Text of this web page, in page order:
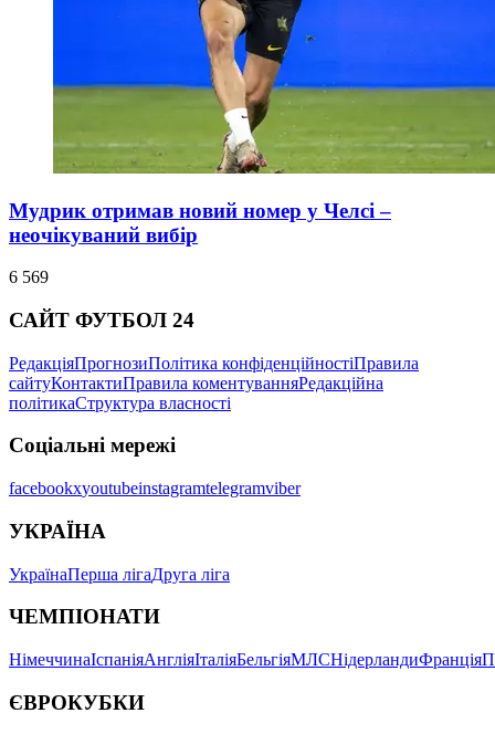
Мудрик отримав новий номер у Челсі –
неочікуваний вибір
6 569
САЙТ ФУТБОЛ 24
РедакціяПрогнозиПолітика конфіденційностіПравила
сайтуКонтактиПравила коментуванняРедакційна
політикаСтруктура власності
Соціальні мережі
facebookxyoutubeinstagramtelegramviber
УКРАЇНА
УкраїнаПерша лігаДруга ліга
ЧЕМПІОНАТИ
НімеччинаІспаніяАнгліяІталіяБельгіяМЛСНідерландиФранція
ЄВРОКУБКИ